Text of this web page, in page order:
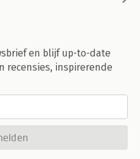
en blijf up-to-date
recensies, inspirerende